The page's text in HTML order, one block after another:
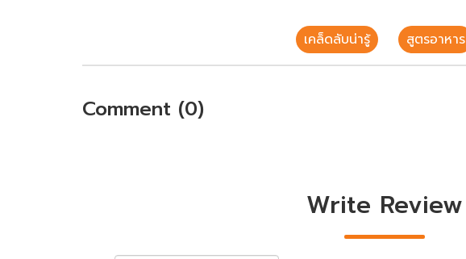
เคล็ดลับน่ารู้ สูตรอาหาร
Comment (0)
Write Review